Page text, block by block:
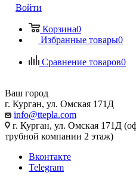
Войти
Корзина0
Избранные товары0
Сравнение товаров0
Ваш город
г. Курган, ул. Омская 171Д
info@ttepla.com
г. Курган, ул. Омская 171Д
трубной компании 2 этаж)
Вконтакте
Telegram